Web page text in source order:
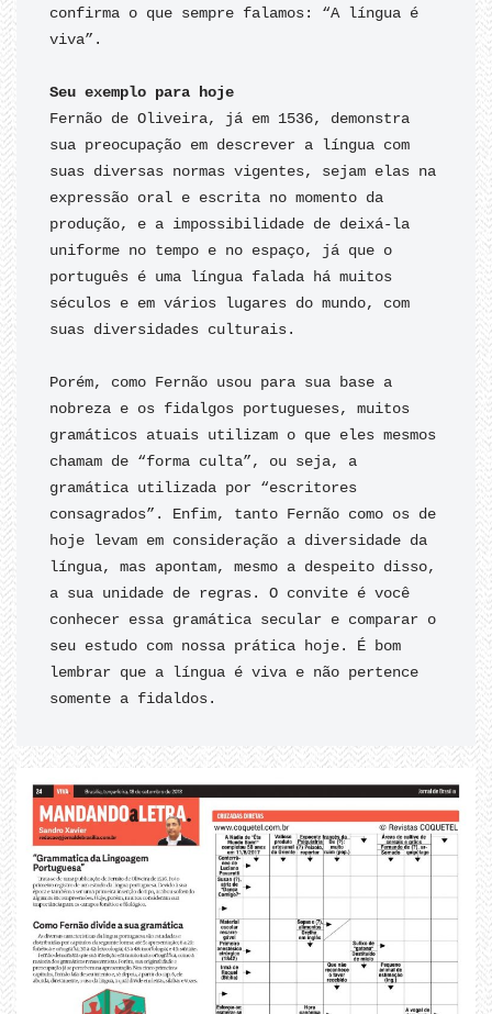
confirma o que sempre falamos: “A língua é
viva”.
Fernão de Oliveira, já em 1536, demonstra
sua preocupação em descrever a língua com
suas diversas normas vigentes, sejam elas na
expressão oral e escrita no momento da
produção, e a impossibilidade de deixá-la
uniforme no tempo e no espaço, já que o
português é uma língua falada há muitos
séculos e em vários lugares do mundo, com
suas diversidades culturais.
Porém, como Fernão usou para sua base a
nobreza e os fidalgos portugueses, muitos
gramáticos atuais utilizam o que eles mesmos
chamam de “forma culta”, ou seja, a
gramática utilizada por “escritores
consagrados”. Enfim, tanto Fernão como os de
hoje levam em consideração a diversidade da
língua, mas apontam, mesmo a despeito disso,
a sua unidade de regras. O convite é você
conhecer essa gramática secular e comparar o
seu estudo com nossa prática hoje. É bom
lembrar que a língua é viva e não pertence